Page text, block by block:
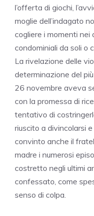
l’offerta di giochi,
moglie dell’indagato
cogliere i momenti nei
condominiali da soli o
La rivelazione delle
determinazione del
26 novembre aveva
con la promessa di
tentativo di
riuscito a divincolarsi
convinto anche il
madre i numerosi
costretto negli ultimi
confessato, come
senso di colpa.